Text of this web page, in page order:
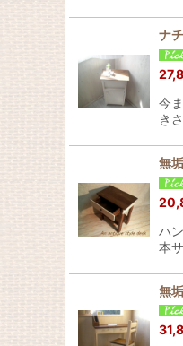
ナ
今
き
無
ハ
本
無